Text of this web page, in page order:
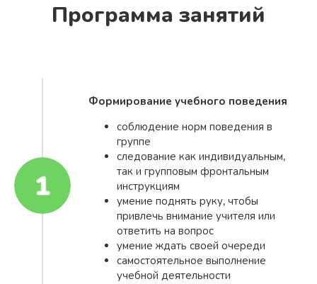
Программа занятий
Формирование учебного поведения
соблюдение норм поведения в
группе
следование как индивидуальным,
так и групповым фронтальным
инструкциям
умение поднять руку, чтобы
привлечь внимание учителя или
ответить на вопрос
умение ждать своей очереди
самостоятельное выполнение
учебной деятельности